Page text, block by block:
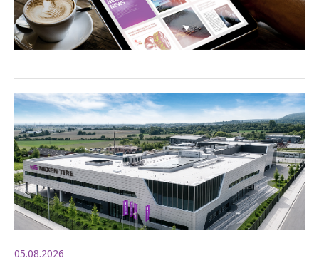
05.08.2026